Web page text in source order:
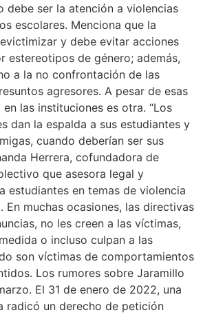
debe ser la atención a violencias
escolares. Menciona que la
y debe evitar acciones
estereotipos de género; además,
a la no confrontación de las
agresores. A pesar de esas
las instituciones es otra. “Los
dan la espalda a sus estudiantes y
cuando deberían ser sus
Herrera, cofundadora de
que asesora legal y
estudiantes en temas de violencia
En muchas ocasiones, las directivas
no les creen a las víctimas,
o incluso culpan a las
son víctimas de comportamientos
Los rumores sobre Jaramillo
El 31 de enero de 2022, una
radicó un derecho de petición